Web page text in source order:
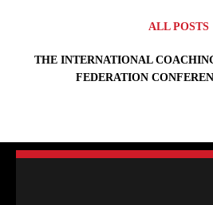
ALL POSTS
THE INTERNATIONAL
FEDERATION